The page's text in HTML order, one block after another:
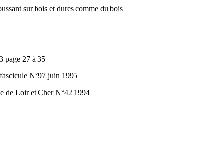
sur bois et dures comme du bois
page 27 à 35
N°97 juin 1995
de Loir et Cher N°42 1994